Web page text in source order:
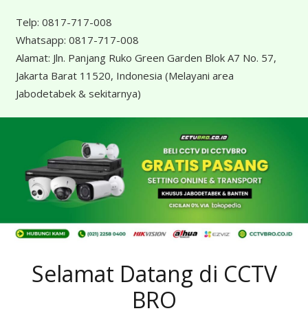
Telp: 0817-717-008
Whatsapp: 0817-717-008
Alamat: Jln. Panjang Ruko Green Garden Blok A7 No. 57,
Jakarta Barat 11520, Indonesia (Melayani area
Jabodetabek & sekitarnya)
Selamat Datang di CCTV
BRO